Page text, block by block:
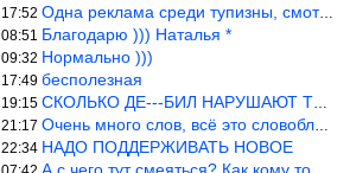
17:52 Одна реклама среди тупизны, смотреть невозможно.
08:51 Благодарю ))) Наталья *
09:32 Нормально )))
17:49 бесполезная
19:15 СКОЛЬКО ДЕ---БИЛ НАРУШАЮТ ТЕХНИКУ БЕЗОПАСНОСТИ
21:17 Очень много слов, всё это словоблудие можно было уложить в 1 мин
22:34 НАДО ПОДДЕРЖИВАТЬ НОВОЕ